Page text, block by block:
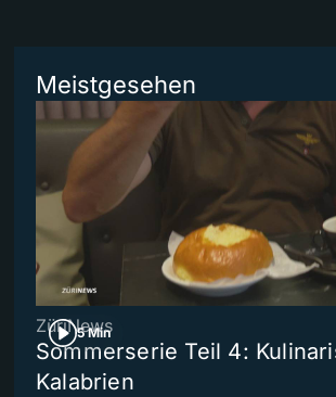
Meistgesehen
5 Min
ZüriNews
Sommerserie Teil 4:
Kalabrien